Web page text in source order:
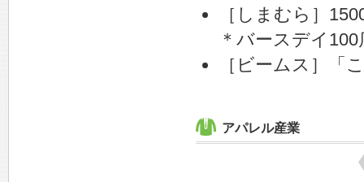
［しまむら］
＊バースデイ100
［ビームス］「
アパレル産業